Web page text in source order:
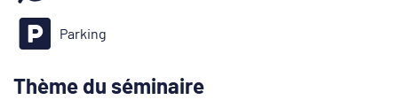
Parking
Thème du séminaire